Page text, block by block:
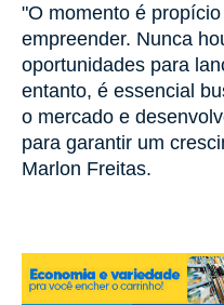
"O momento é
empreender. Nunca
oportunidades para
entanto, é essencial
o mercado e
para garantir um
Marlon Freitas.